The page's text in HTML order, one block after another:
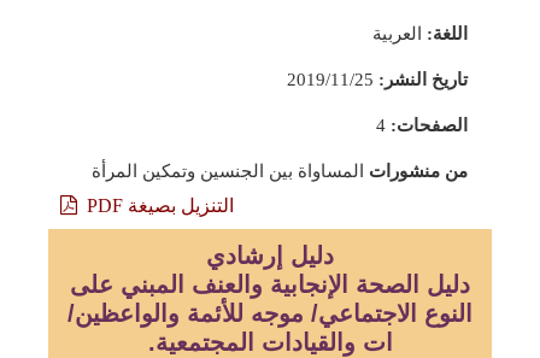
اللغة: العربية
تاريخ النشر:
الصفحات:
من منشورات المساواة بين الجنسين وتمكين المرأة
التنزيل بصيغة PDF
دليل إرشادي
دليل الصحة الإنجابية والعنف المبني على
النوع الاجتماعي/ موجه للأئمة والواعظين/
ات والقيادات المجتمعية.